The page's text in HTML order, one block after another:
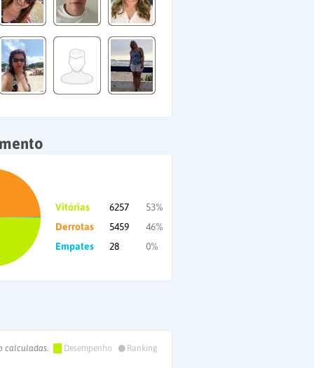
Vitórias 6257
53%
Derrotas
5459
46%
Empates
28 0%
calculadas. Desempenho •
Ranking